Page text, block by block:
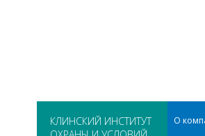
КЛИНСКИЙ ИНСТИТУТ
О